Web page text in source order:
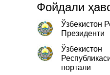
Фойдали
Ўзбекистон
Президенти
Ўзбекистон
портали